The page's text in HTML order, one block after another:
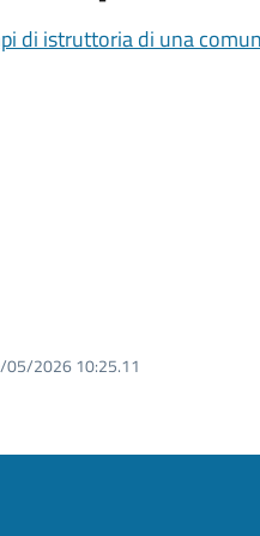
di istruttoria di una
05/2026 10:25.11